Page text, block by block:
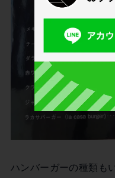
ハンバーガーの種類も